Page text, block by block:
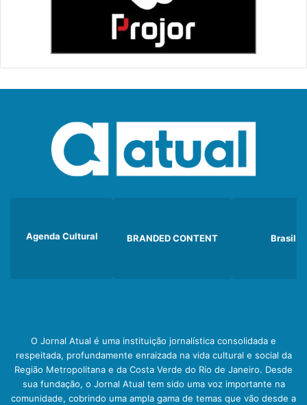
Agenda Cultural BRANDED CONTENT Brasil
O Jornal Atual é uma instituição jornalística consolidada e
respeitada, profundamente enraizada na vida cultural e social da
Região Metropolitana e da Costa Verde do Rio de Janeiro. Desde
sua fundação, o Jornal Atual tem sido uma voz importante na
comunidade, cobrindo uma ampla gama de temas que vão desde a